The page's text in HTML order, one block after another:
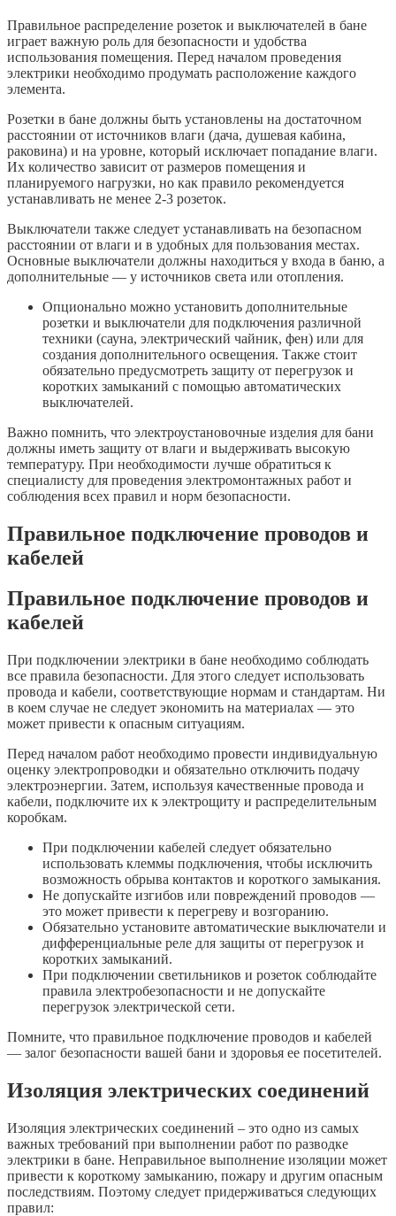
Правильное распределение розеток и выключателей в бане
играет важную роль для безопасности и удобства
использования помещения. Перед началом проведения
электрики необходимо продумать расположение каждого
элемента.
Розетки в бане должны быть установлены на достаточном
расстоянии от источников влаги (дача, душевая кабина,
раковина) и на уровне, который исключает попадание влаги.
Их количество зависит от размеров помещения и
планируемого нагрузки, но как правило рекомендуется
устанавливать не менее 2-3 розеток.
Выключатели также следует устанавливать на безопасном
расстоянии от влаги и в удобных для пользования местах.
Основные выключатели должны находиться у входа в баню, а
дополнительные — у источников света или отопления.
Опционально можно установить дополнительные
розетки и выключатели для подключения различной
техники (сауна, электрический чайник, фен) или для
создания дополнительного освещения. Также стоит
обязательно предусмотреть защиту от перегрузок и
коротких замыканий с помощью автоматических
выключателей.
Важно помнить, что электроустановочные изделия для бани
должны иметь защиту от влаги и выдерживать высокую
температуру. При необходимости лучше обратиться к
специалисту для проведения электромонтажных работ и
соблюдения всех правил и норм безопасности.
Правильное подключение проводов и
кабелей
Правильное подключение проводов и
кабелей
При подключении электрики в бане необходимо соблюдать
все правила безопасности. Для этого следует использовать
провода и кабели, соответствующие нормам и стандартам. Ни
в коем случае не следует экономить на материалах — это
может привести к опасным ситуациям.
Перед началом работ необходимо провести индивидуальную
оценку электропроводки и обязательно отключить подачу
электроэнергии. Затем, используя качественные провода и
кабели, подключите их к электрощиту и распределительным
коробкам.
При подключении кабелей следует обязательно
использовать клеммы подключения, чтобы исключить
возможность обрыва контактов и короткого замыкания.
Не допускайте изгибов или повреждений проводов —
это может привести к перегреву и возгоранию.
Обязательно установите автоматические выключатели и
дифференциальные реле для защиты от перегрузок и
коротких замыканий.
При подключении светильников и розеток соблюдайте
правила электробезопасности и не допускайте
перегрузок электрической сети.
Помните, что правильное подключение проводов и кабелей
— залог безопасности вашей бани и здоровья ее посетителей.
Изоляция электрических соединений
Изоляция электрических соединений – это одно из самых
важных требований при выполнении работ по разводке
электрики в бане. Неправильное выполнение изоляции может
привести к короткому замыканию, пожару и другим опасным
последствиям. Поэтому следует придерживаться следующих
правил: